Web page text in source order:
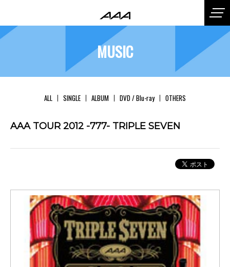
MUSIC
ALL SINGLE ALBUM DVD / Blu-ray OTHERS
AAA TOUR 2012 -777- TRIPLE SEVEN